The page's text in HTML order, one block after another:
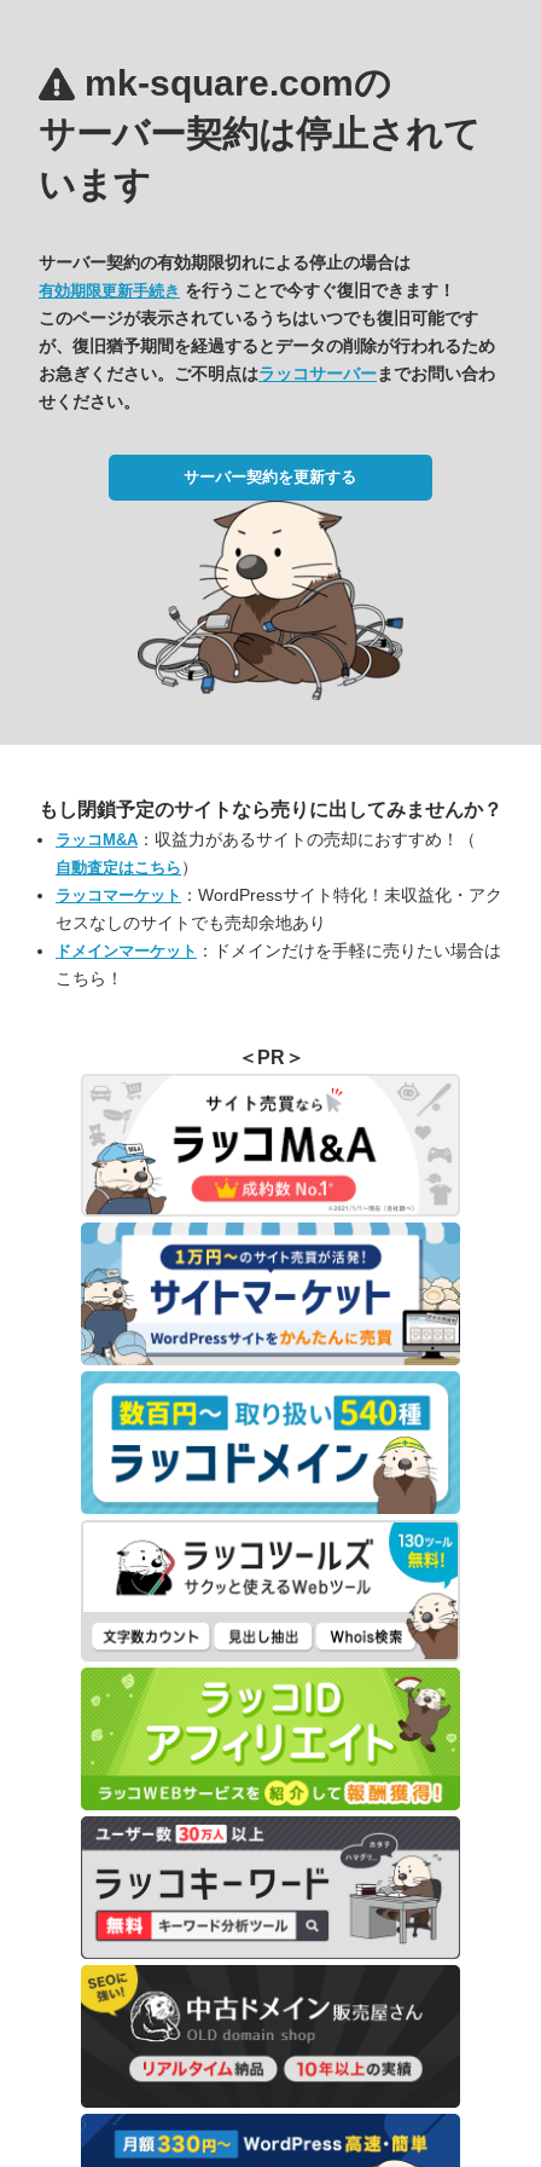
mk-square.comの
サーバー契約は停止されて
います
サーバー契約の有効期限切れによる停止の場合は
有効期限更新手続き を行うことで今すぐ復旧できます！
このページが表示されているうちはいつでも復旧可能です
が、復旧猶予期間を経過するとデータの削除が行われるため
お急ぎください。ご不明点はラッコサーバーまでお問い合わ
せください。
サーバー契約を更新する
もし閉鎖予定のサイトなら売りに出してみませんか？
ラッコM&A ：収益力があるサイトの売却におすすめ！（
自動査定はこちら ）
ラッコマーケット ：WordPressサイト特化！未収益化・アク
セスなしのサイトでも売却余地あり
ドメインマーケット ：ドメインだけを手軽に売りたい場合は
こちら！
＜PR＞